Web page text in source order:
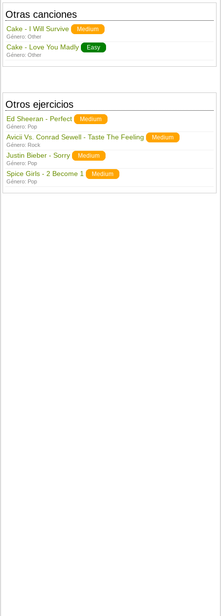
Otras canciones
Cake - I Will Survive Medium
Género:Other
Cake - Love You Madly Easy
Género:Other
Otros ejercicios
Ed Sheeran - Perfect Medium
Género: Pop
Avicii Vs. Conrad Sewell - Taste The Feeling Medium
Género: Rock
Justin Bieber - Sorry Medium
Género: Pop
Spice Girls - 2 Become 1 Medium
Género: Pop